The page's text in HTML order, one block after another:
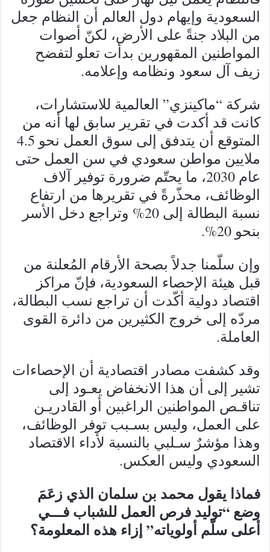
السعودية وإيهام دول العالم أن النظام جعل
من البلاد جنةً على الأرض، لكنّ أصوات
المواطنين المقهورين بدأت تعلو لتفضح
زيف آل سعود ونظامه وإعلامه.
شركة “ماكينزي” العالمية للاستشارات،
كانت قد أكدت في تقرير سابق لها أنه من
المتوقع أن يتدفق إلى سوق العمل نحو 4.5
ملايين مواطن سعودي في سن العمل حتى
عام 2030، ما يحتّم ضرورة توفير آلاف
الوظائف، محذّرةً في تقريرها من ارتفاع
نسبة البطالة إلى 20% وتراجع دخل الأسر
بنحو 20%.
وإن سلّمنا جدلاً بصحة الأرقام المُعلنة من
قبل هيئة الإحصاء السعودية، فإنّ مراكز
اقتصاد دولية أكّدت أن تراجع نسب البطالة،
مردّه إلى خروج الكثيرين من دائرة القوى
العاملة.
وقد كشفت مصادر اقتصادية أن الإحصاءات
تشير إلى أن هذا الانخفاض يعـود إلى
تناقـص المواطنين الراغبين أو القادريـن
على العمل، وليس بسـبب توفر الوظائف،
وهذا مؤشرٌ سـلبي بالنسبة لأداء الاقتصاد
السعودي وليس العكس.
فماذا يقول محمد بن سلمان الذي زعَمَ
وضع “توليد فرص العمل للشباب فـــي
أعلى سلّم أولوياته” إزاء هذه المعلومة؟